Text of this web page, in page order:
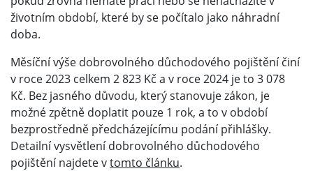
životním období, které by se počítalo jako náhradní
doba.
Měsíční výše dobrovolného důchodového pojištění činí
v roce 2023 celkem 2 823 Kč a v roce 2024 je to 3 078
Kč. Bez jasného důvodu, který stanovuje zákon, je
možné zpětně doplatit pouze 1 rok, a to v období
bezprostředně předcházejícímu podání přihlášky.
Detailní vysvětlení dobrovolného důchodového
pojištění najdete vtomto článku.